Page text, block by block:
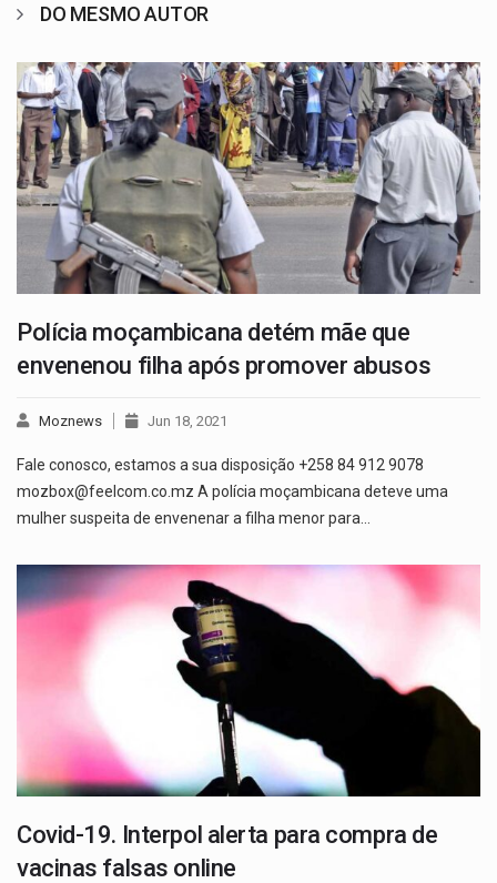
DO MESMO AUTOR
Polícia moçambicana detém mãe que
envenenou filha após promover abusos
Moznews Jun 18, 2021
Fale conosco, estamos a sua disposição +258 84 912 9078
mozbox@feelcom.co.mz A polícia moçambicana deteve uma
mulher suspeita de envenenar a filha menor para…
Covid-19. Interpol alerta para compra de
vacinas falsas online